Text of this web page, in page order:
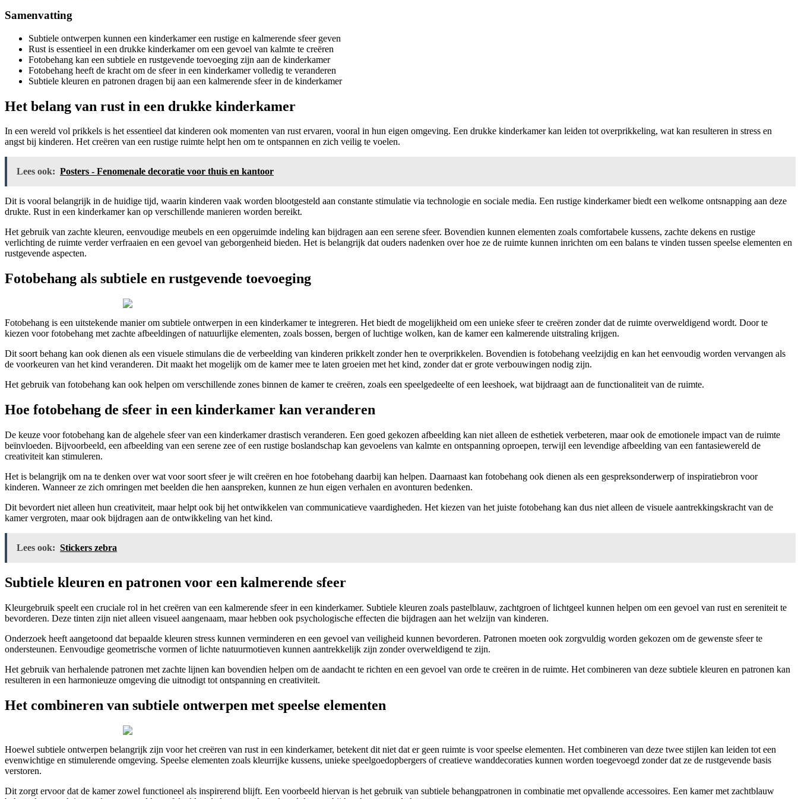
Samenvatting
Subtiele ontwerpen kunnen een kinderkamer een rustige en kalmerende sfeer geven
Rust is essentieel in een drukke kinderkamer om een gevoel van kalmte te creëren
Fotobehang kan een subtiele en rustgevende toevoeging zijn aan de kinderkamer
Fotobehang heeft de kracht om de sfeer in een kinderkamer volledig te veranderen
Subtiele kleuren en patronen dragen bij aan een kalmerende sfeer in de kinderkamer
Het belang van rust in een drukke kinderkamer
In een wereld vol prikkels is het essentieel dat kinderen ook momenten van rust ervaren, vooral in hun eigen omgeving. Een drukke kinderkamer kan leiden tot overprikkeling, wat kan resulteren in stress en
angst bij kinderen. Het creëren van een rustige ruimte helpt hen om te ontspannen en zich veilig te voelen.
Lees ook: Posters - Fenomenale decoratie voor thuis en kantoor
Dit is vooral belangrijk in de huidige tijd, waarin kinderen vaak worden blootgesteld aan constante stimulatie via technologie en sociale media. Een rustige kinderkamer biedt een welkome ontsnapping aan deze
drukte. Rust in een kinderkamer kan op verschillende manieren worden bereikt.
Het gebruik van zachte kleuren, eenvoudige meubels en een opgeruimde indeling kan bijdragen aan een serene sfeer. Bovendien kunnen elementen zoals comfortabele kussens, zachte dekens en rustige
verlichting de ruimte verder verfraaien en een gevoel van geborgenheid bieden. Het is belangrijk dat ouders nadenken over hoe ze de ruimte kunnen inrichten om een balans te vinden tussen speelse elementen en
rustgevende aspecten.
Fotobehang als subtiele en rustgevende toevoeging
Fotobehang is een uitstekende manier om subtiele ontwerpen in een kinderkamer te integreren. Het biedt de mogelijkheid om een unieke sfeer te creëren zonder dat de ruimte overweldigend wordt. Door te
kiezen voor fotobehang met zachte afbeeldingen of natuurlijke elementen, zoals bossen, bergen of luchtige wolken, kan de kamer een kalmerende uitstraling krijgen.
Dit soort behang kan ook dienen als een visuele stimulans die de verbeelding van kinderen prikkelt zonder hen te overprikkelen. Bovendien is fotobehang veelzijdig en kan het eenvoudig worden vervangen als
de voorkeuren van het kind veranderen. Dit maakt het mogelijk om de kamer mee te laten groeien met het kind, zonder dat er grote verbouwingen nodig zijn.
Het gebruik van fotobehang kan ook helpen om verschillende zones binnen de kamer te creëren, zoals een speelgedeelte of een leeshoek, wat bijdraagt aan de functionaliteit van de ruimte.
Hoe fotobehang de sfeer in een kinderkamer kan veranderen
De keuze voor fotobehang kan de algehele sfeer van een kinderkamer drastisch veranderen. Een goed gekozen afbeelding kan niet alleen de esthetiek verbeteren, maar ook de emotionele impact van de ruimte
beïnvloeden. Bijvoorbeeld, een afbeelding van een serene zee of een rustige boslandschap kan gevoelens van kalmte en ontspanning oproepen, terwijl een levendige afbeelding van een fantasiewereld de
creativiteit kan stimuleren.
Het is belangrijk om na te denken over wat voor soort sfeer je wilt creëren en hoe fotobehang daarbij kan helpen. Daarnaast kan fotobehang ook dienen als een gespreksonderwerp of inspiratiebron voor
kinderen. Wanneer ze zich omringen met beelden die hen aanspreken, kunnen ze hun eigen verhalen en avonturen bedenken.
Dit bevordert niet alleen hun creativiteit, maar helpt ook bij het ontwikkelen van communicatieve vaardigheden. Het kiezen van het juiste fotobehang kan dus niet alleen de visuele aantrekkingskracht van de
kamer vergroten, maar ook bijdragen aan de ontwikkeling van het kind.
Lees ook: Stickers zebra
Subtiele kleuren en patronen voor een kalmerende sfeer
Kleurgebruik speelt een cruciale rol in het creëren van een kalmerende sfeer in een kinderkamer. Subtiele kleuren zoals pastelblauw, zachtgroen of lichtgeel kunnen helpen om een gevoel van rust en sereniteit te
bevorderen. Deze tinten zijn niet alleen visueel aangenaam, maar hebben ook psychologische effecten die bijdragen aan het welzijn van kinderen.
Onderzoek heeft aangetoond dat bepaalde kleuren stress kunnen verminderen en een gevoel van veiligheid kunnen bevorderen. Patronen moeten ook zorgvuldig worden gekozen om de gewenste sfeer te
ondersteunen. Eenvoudige geometrische vormen of lichte natuurmotieven kunnen aantrekkelijk zijn zonder overweldigend te zijn.
Het gebruik van herhalende patronen met zachte lijnen kan bovendien helpen om de aandacht te richten en een gevoel van orde te creëren in de ruimte. Het combineren van deze subtiele kleuren en patronen kan
resulteren in een harmonieuze omgeving die uitnodigt tot ontspanning en creativiteit.
Het combineren van subtiele ontwerpen met speelse elementen
Hoewel subtiele ontwerpen belangrijk zijn voor het creëren van rust in een kinderkamer, betekent dit niet dat er geen ruimte is voor speelse elementen. Het combineren van deze twee stijlen kan leiden tot een
evenwichtige en stimulerende omgeving. Speelse elementen zoals kleurrijke kussens, unieke speelgoedopbergers of creatieve wanddecoraties kunnen worden toegevoegd zonder dat ze de rustgevende basis
verstoren.
Dit zorgt ervoor dat de kamer zowel functioneel als inspirerend blijft. Een voorbeeld hiervan is het gebruik van subtiele behangpatronen in combinatie met opvallende accessoires. Een kamer met zachtblauw